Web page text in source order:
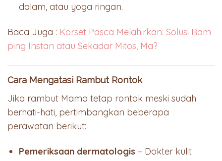
dalam, atau yoga ringan.
Baca Juga : Korset Pasca Melahirkan: Solusi Ram
ping Instan atau Sekadar Mitos, Ma?
Cara Mengatasi Rambut Rontok
Jika rambut Mama tetap rontok meski sudah
berhati-hati, pertimbangkan beberapa
perawatan berikut:
Pemeriksaan dermatologis – Dokter kulit